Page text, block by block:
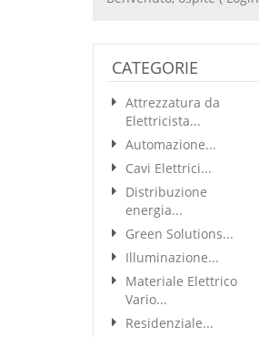
CATEGORIE
Attrezzatura da
Elettricista...
Automazione...
Cavi Elettrici...
Distribuzione
energia...
Green Solutions...
Illuminazione...
Materiale Elettrico
Vario...
Residenziale...